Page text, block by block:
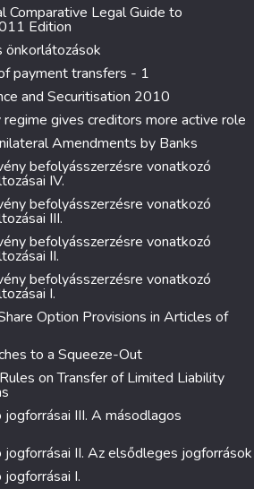
Comparative Legal Guide to
Edition
önkorlátozások
payment transfers - 1
and Securitisation 2010
gives creditors more active role
Amendments by Banks
befolyásszerzésre vonatkozó
IV.
befolyásszerzésre vonatkozó
III.
befolyásszerzésre vonatkozó
II.
befolyásszerzésre vonatkozó
I.
Option Provisions in Articles of
to a Squeeze-Out
on Transfer of Limited Liability
jogforrásai III. A másodlagos
jogforrásai II. Az elsődleges jogforrások
I.